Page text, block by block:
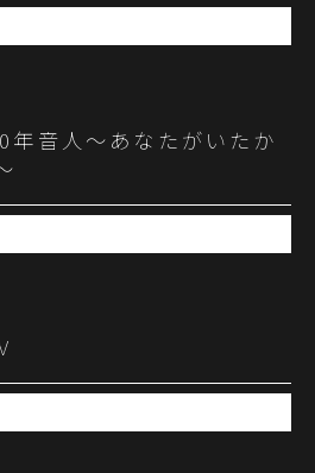
年音人～あなたがいたか